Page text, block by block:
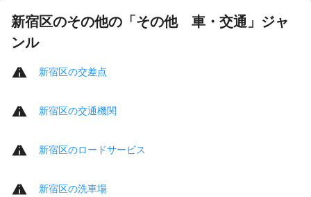
新宿区のその他の「その他 車・交通」ジャ
ンル
新宿区の交差点
新宿区の交通機関
新宿区のロードサービス
新宿区の洗車場